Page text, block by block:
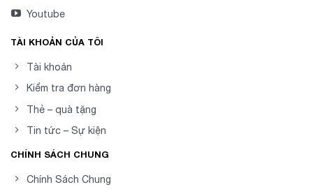
Youtube
TÀI KHOẢN CỦA TÔI
Tài khoản
Kiểm tra đơn hàng
Thẻ – quà tặng
Tin tức – Sự kiện
CHÍNH SÁCH CHUNG
Chính Sách Chung